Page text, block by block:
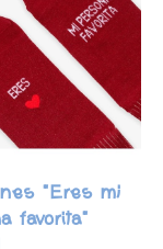
"Eres mi
favorita"